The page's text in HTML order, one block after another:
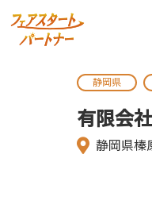
静岡県
有限会
静岡県榛